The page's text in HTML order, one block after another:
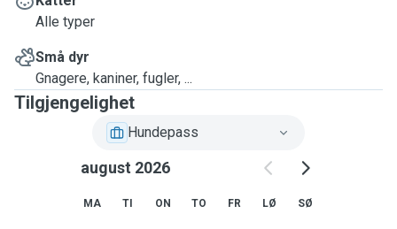
Alle typer
Små dyr
Gnagere, kaniner, fugler, ...
Tilgjengelighet
Hundepass
august 2026
MA TI ON TO FR LØ SØ